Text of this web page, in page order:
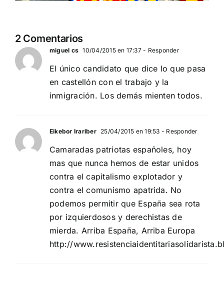
2 Comentarios
miguel cs 10/04/2015 en 17:37- Responder
El único candidato que dice lo que pasa
en castellón con el trabajo y la
inmigración. Los demás mienten todos.
Eikebor Irariber 25/04/2015 en 19:53 - Responder
Camaradas patriotas españoles, hoy
mas que nunca hemos de estar unidos
contra el capitalismo explotador y
contra el comunismo apatrida. No
podemos permitir que España sea rota
por izquierdosos y derechistas de
mierda. Arriba España, Arriba Europa
http://